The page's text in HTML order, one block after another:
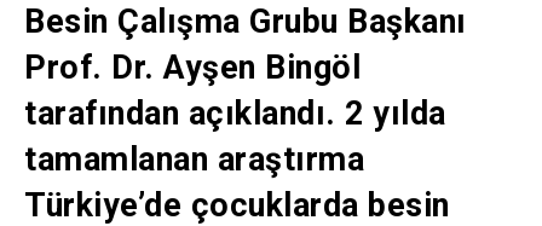
Besin Çalışma Grubu Başkanı
Prof. Dr. Ayşen Bingöl
tarafından açıklandı. 2 yılda
tamamlanan araştırma
Türkiye’de çocuklarda besin